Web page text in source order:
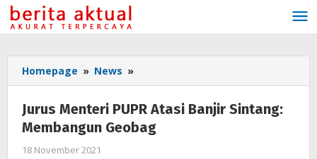
Lewati
ke
konten
Homepage » News »
Menteri
Atasi
Banjir
Jurus Menteri PUPR Atasi Banjir Sintang:
Membangun Geobag
18 November 2021